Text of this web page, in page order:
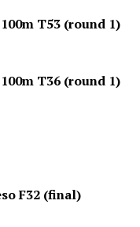
T53 (round 1)
T36 (round 1)
F32 (final)